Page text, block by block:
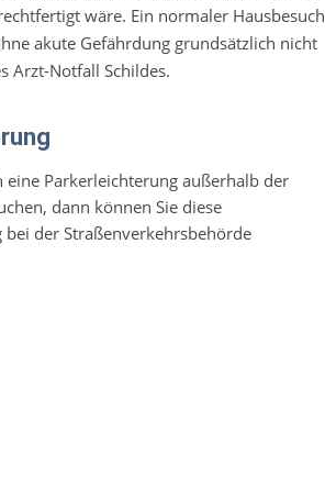
wäre. Ein normaler Hausbesuch
akute Gefährdung grundsätzlich nicht
Arzt-Notfall Schildes.
eine Parkerleichterung außerhalb der
dann können Sie diese
bei der Straßenverkehrsbehörde